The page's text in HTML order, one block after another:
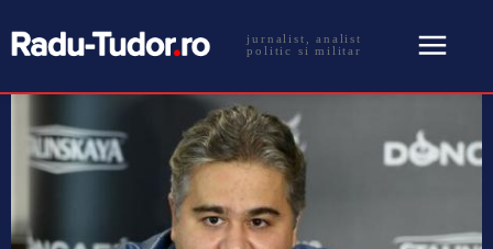
jurnalist, analist
politic si militar